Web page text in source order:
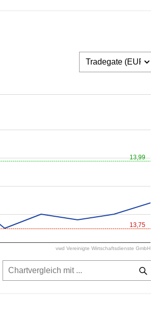
13,99
13,75
vwd Vereinigte Wirtschaftsdienste GmbH